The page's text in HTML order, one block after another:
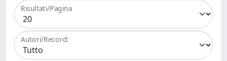
Risultati/Pagina
Autori/Record: